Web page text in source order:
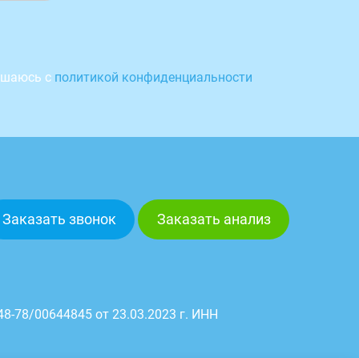
с политикой конфиденциальности
Заказать звонок Заказать анализ
78/00644845 от 23.03.2023 г. ИНН